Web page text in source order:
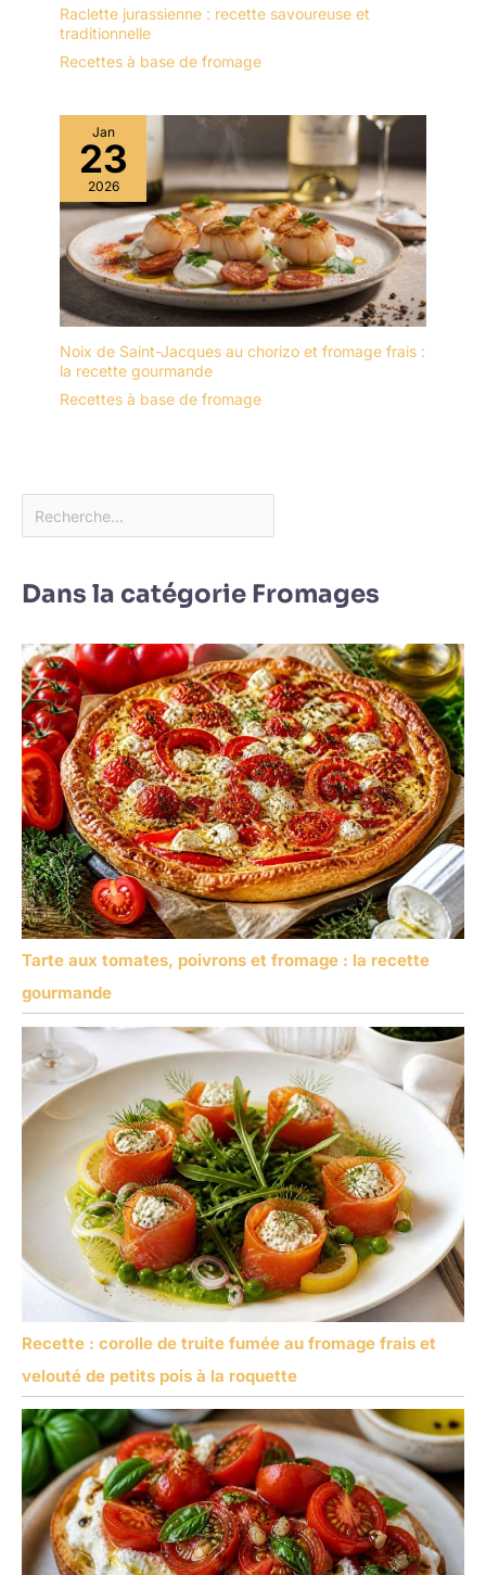
Raclette jurassienne : recette savoureuse et
traditionnelle
Recettes à base de fromage
Jan
23
2026
Noix de Saint-Jacques au chorizo et fromage frais :
la recette gourmande
Recettes à base de fromage
Dans la catégorie Fromages
Tarte aux tomates, poivrons et fromage : la recette
gourmande
Recette : corolle de truite fumée au fromage frais et
velouté de petits pois à la roquette